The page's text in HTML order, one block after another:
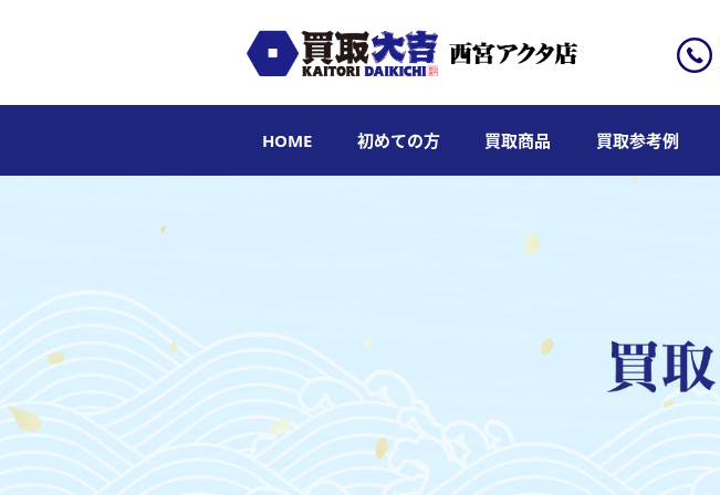
HOME 初めての方 買取商品 買取参考例